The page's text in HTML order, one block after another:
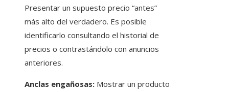
Presentar un supuesto precio “antes”
más alto del verdadero. Es posible
identificarlo consultando el historial de
precios o contrastándolo con anuncios
anteriores.
Anclas engañosas: Mostrar un producto